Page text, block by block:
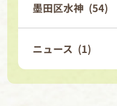
墨田区水神 (54)
ニュース (1)